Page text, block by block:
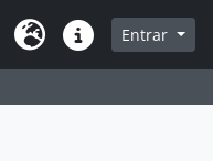
Idioma Atalhos Entrar